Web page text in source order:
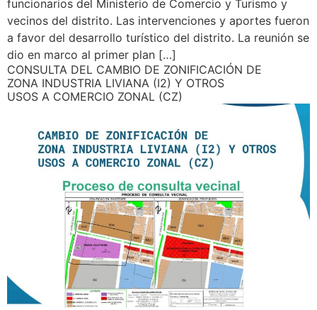
funcionarios del Ministerio de Comercio y Turismo y
vecinos del distrito. Las intervenciones y aportes fueron
a favor del desarrollo turístico del distrito. La reunión se
dio en marco al primer plan […]
CONSULTA DEL CAMBIO DE ZONIFICACIÓN DE
ZONA INDUSTRIA LIVIANA (I2) Y OTROS
USOS A COMERCIO ZONAL (CZ)